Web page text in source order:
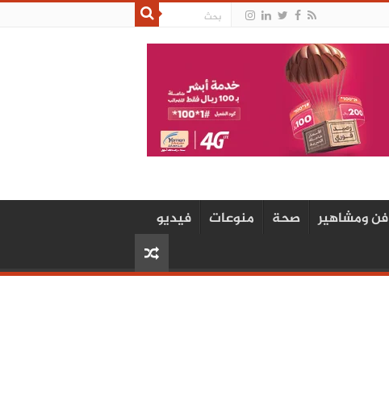
فن ومشاهير صحة منوعات فيديو